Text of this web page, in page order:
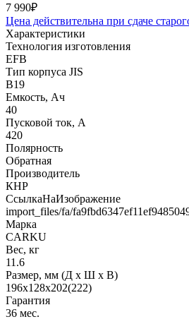
7 990₽
Цена действительна при сдаче
Характеристики
Технология изготовления
EFB
Тип корпуса JIS
B19
Емкость, Ач
40
Пусковой ток, А
420
Полярность
Обратная
Производитель
КНР
СсылкаНаИзображение
import_files/fa/
Марка
CARKU
Вес, кг
11.6
Размер, мм (Д x Ш x В)
196х128х202(222)
Гарантия
36 мес.